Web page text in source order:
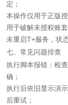
定；
本操作仅用于正版
用于破解未授权账套
未重启T+服务，状
七、常见问题排查
执行脚本报错：检
确；
执行后依旧显示演
后重试；